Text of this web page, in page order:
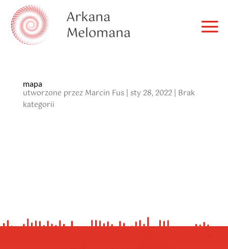
mapa
utworzone przez Marcin Fus| sty 28, 2022| Brak
kategorii